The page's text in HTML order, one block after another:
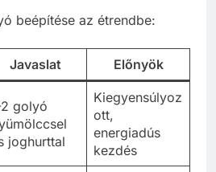
beépítése az étrendbe:
Javaslat Előnyök
golyó
joghurttal
Kiegyensúlyoz
ott,
energiadús
kezdés